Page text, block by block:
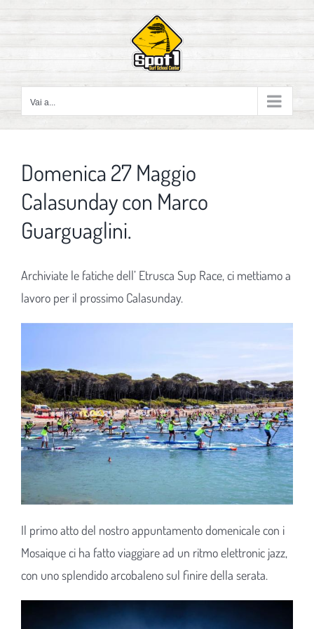
contenuto
Vai a...
Domenica 27 Maggio
Calasunday con Marco
Guarguaglini.
Archiviate le fatiche dell’ Etrusca Sup Race, ci mettiamo a
lavoro per il prossimo Calasunday.
Il primo atto del nostro appuntamento domenicale con i
Mosaique ci ha fatto viaggiare ad un ritmo elettronic jazz,
con uno splendido arcobaleno sul finire della serata.